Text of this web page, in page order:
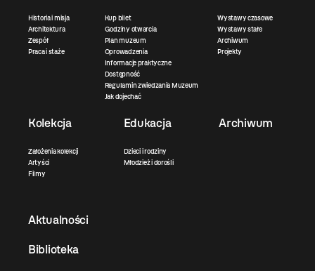
Historia i misja
Architektura
Zespół
Praca i staże
Kup bilet
Godziny otwarcia
Plan muzeum
Oprowadzenia
Informacje praktyczne
Dostępność
Regulamin zwiedzania Muzeum
Jak dojechać
Wystawy czasowe
Wystawy stałe
Archiwum
Projekty
Kolekcja
Założenia kolekcji
Artyści
Filmy
Edukacja
Dzieci i rodziny
Młodzież i dorośli
Archiwum
Aktualności
Biblioteka